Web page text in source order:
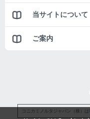
当サイトについて
ご案内
コニカミノルタジャパン（株）